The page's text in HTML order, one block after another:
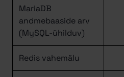
MariaDB
andmebaaside arv
(MySQL-ühilduv)
Redis vahemälu